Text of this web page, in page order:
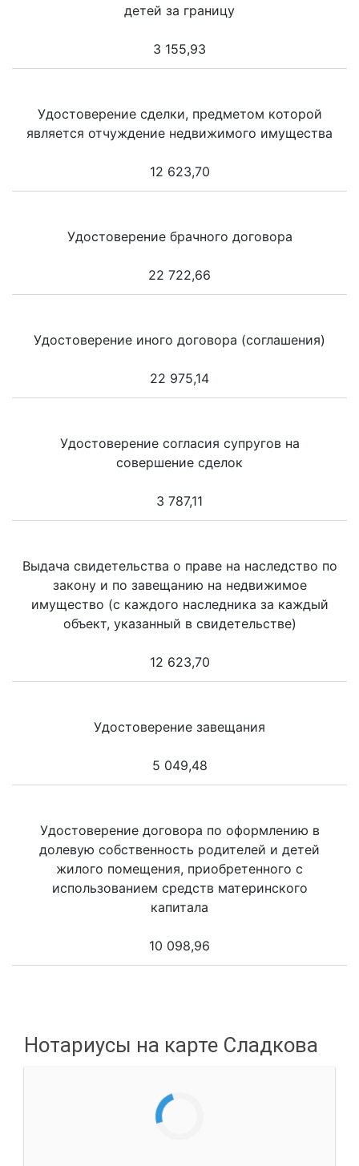
детей за границу
3 155,93
Удостоверение сделки, предметом которой
является отчуждение недвижимого имущества
12 623,70
Удостоверение брачного договора
22 722,66
Удостоверение иного договора (соглашения)
22 975,14
Удостоверение согласия супругов на
совершение сделок
3 787,11
Выдача свидетельства о праве на наследство по
закону и по завещанию на недвижимое
имущество (с каждого наследника за каждый
объект, указанный в свидетельстве)
12 623,70
Удостоверение завещания
5 049,48
Удостоверение договора по оформлению в
долевую собственность родителей и детей
жилого помещения, приобретенного с
использованием средств материнского
капитала
10 098,96
Нотариусы на карте Сладкова